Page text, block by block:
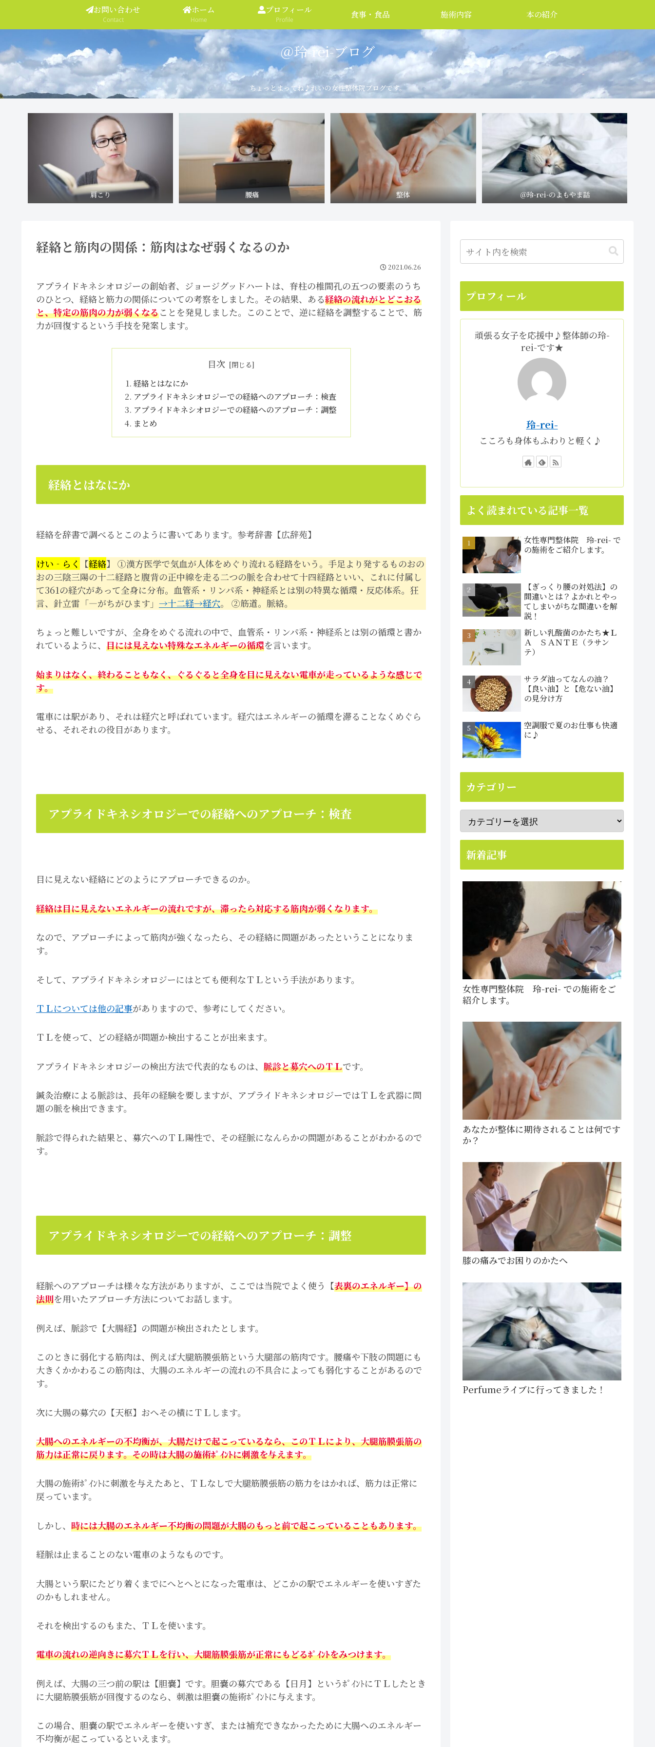
＠玲-rei-ブログ
ちょっとまってね♪れいの女性整体院ブログです。
お問い合わせ
Contact
ホーム
Home
プロフィール
Profile 食事・食品 施術内容 本の紹介
肩こり 腰痛 整体 ＠玲-rei-のよもやま話
経絡と筋肉の関係：筋肉はなぜ弱くなるのか
2021.06.26
アプライドキネシオロジーの創始者、ジョージグッドハートは、脊柱の椎間孔の五つの要素のうち
のひとつ、経絡と筋力の関係についての考察をしました。その結果、ある経絡の流れがとどこおる
と、特定の筋肉の力が弱くなることを発見しました。このことで、逆に経絡を調整することで、筋
力が回復するという手技を発案します。
目次
経絡とはなにか
アプライドキネシオロジーでの経絡へのアプローチ：検査
アプライドキネシオロジーでの経絡へのアプローチ：調整
まとめ
経絡とはなにか
経絡を辞書で調べるとこのように書いてあります。参考辞書【広辞苑】
けい‐らく 【経絡】 ①漢方医学で気血が人体をめぐり流れる経路をいう。手足より発するものおの
おの三陰三陽の十二経路と腹背の正中線を走る二つの脈を合わせて十四経路といい、これに付属し
て361の経穴があって全身に分布。血管系・リンパ系・神経系とは別の特異な循環・反応体系。狂
言、針立雷「―がちがひます」 →十二経→経穴。 ②筋道。脈絡。
ちょっと難しいですが、全身をめぐる流れの中で、血管系・リンパ系・神経系とは別の循環と書か
れているように、 目には見えない特殊なエネルギーの循環を言います。
始まりはなく、終わることもなく、ぐるぐると全身を目に見えない電車が走っているような感じで
す。
電車には駅があり、それは経穴と呼ばれています。経穴はエネルギーの循環を滞ることなくめぐら
せる、それそれの役目があります。
アプライドキネシオロジーでの経絡へのアプローチ：検査
目に見えない経絡にどのようにアプローチできるのか。
経絡は目に見えないエネルギーの流れですが、滞ったら対応する筋肉が弱くなります。
なので、アプローチによって筋肉が強くなったら、その経絡に問題があったということになりま
す。
そして、アプライドキネシオロジーにはとても便利なＴＬという手法があります。
ＴＬについては他の記事がありますので、参考にしてください。
ＴＬを使って、どの経絡が問題か検出することが出来ます。
アプライドキネシオロジーの検出方法で代表的なものは、 脈診と募穴へのＴＬです。
鍼灸治療による脈診は、長年の経験を要しますが、アプライドキネシオロジーではＴＬを武器に問
題の脈を検出できます。
脈診で得られた結果と、募穴へのＴＬ陽性で、その経脈になんらかの問題があることがわかるので
す。
アプライドキネシオロジーでの経絡へのアプローチ：調整
経脈へのアプローチは様々な方法がありますが、ここでは当院でよく使う【表裏のエネルギー】の
法則を用いたアプローチ方法についてお話します。
例えば、脈診で【大腸経】の問題が検出されたとします。
このときに弱化する筋肉は、例えば大腿筋膜張筋という大腿部の筋肉です。腰痛や下肢の問題にも
大きくかかわるこの筋肉は、大腸のエネルギーの流れの不具合によっても弱化することがあるので
す。
次に大腸の募穴の【天枢】おへその横にＴＬします。
大腸へのエネルギーの不均衡が、大腸だけで起こっているなら、このＴＬにより、大腿筋膜張筋の
筋力は正常に戻ります。その時は大腸の施術ﾎﾟｲﾝﾄに刺激を与えます。
大腸の施術ﾎﾟｲﾝﾄに刺激を与えたあと、ＴＬなしで大腿筋膜張筋の筋力をはかれば、筋力は正常に
戻っています。
しかし、 時には大腸のエネルギー不均衡の問題が大腸のもっと前で起こっていることもあります。
経脈は止まることのない電車のようなものです。
大腸という駅にたどり着くまでにへとへとになった電車は、どこかの駅でエネルギーを使いすぎた
のかもしれません。
それを検出するのもまた、ＴＬを使います。
電車の流れの逆向きに募穴ＴＬを行い、大腿筋膜張筋が正常にもどるﾎﾟｲﾝﾄをみつけます。
例えば、大腸の三つ前の駅は【胆嚢】です。胆嚢の募穴である【日月】というﾎﾟｲﾝﾄにＴＬしたとき
に大腿筋膜張筋が回復するのなら、刺激は胆嚢の施術ﾎﾟｲﾝﾄに与えます。
この場合、胆嚢の駅でエネルギーを使いすぎ、または補充できなかったために大腸へのエネルギー
不均衡が起こっているといえます。
プロフィール
頑張る女子を応援中♪整体師の玲-
rei-です★
玲-rei-
こころも身体もふわりと軽く♪
よく読まれている記事一覧
女性専門整体院 玲-rei- で
の施術をご紹介します。
【ぎっくり腰の対処法】の
間違いとは？よかれとやっ
てしまいがちな間違いを解
説！
新しい乳酸菌のかたち★Ｌ
Ａ ＳＡＮＴＥ（ラサン
テ）
サラダ油ってなんの油？
【良い油】と【危ない油】
の見分け方
空調服で夏のお仕事も快適
に♪
カテゴリー
新着記事
女性専門整体院 玲-rei- での施術をご
紹介します。
あなたが整体に期待されることは何です
か？
膝の痛みでお困りのかたへ
Perfumeライブに行ってきました！